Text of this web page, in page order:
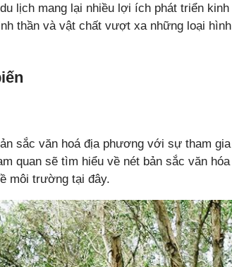
lịch mang lại nhiều lợi ích phát triển kinh
thần và vật chất vượt xa những loại hình
sắc văn hoá địa phương với sự tham gia
quan sẽ tìm hiểu về nét bản sắc văn hóa
môi trường tại đây.